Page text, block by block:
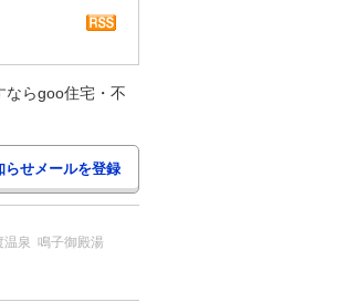
ならgoo住宅・不
温泉 鳴子御殿湯